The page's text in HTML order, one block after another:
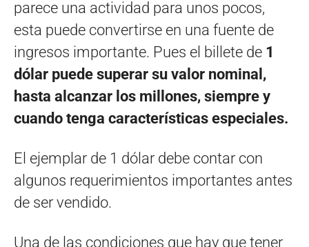
parece una actividad para unos pocos,
esta puede convertirse en una fuente de
ingresos importante. Pues el billete de 1
dólar puede superar su valor nominal,
hasta alcanzar los millones, siempre y
cuando tenga características especiales.
El ejemplar de 1 dólar debe contar con
algunos requerimientos importantes antes
de ser vendido.
Una de las condiciones que hay que tener